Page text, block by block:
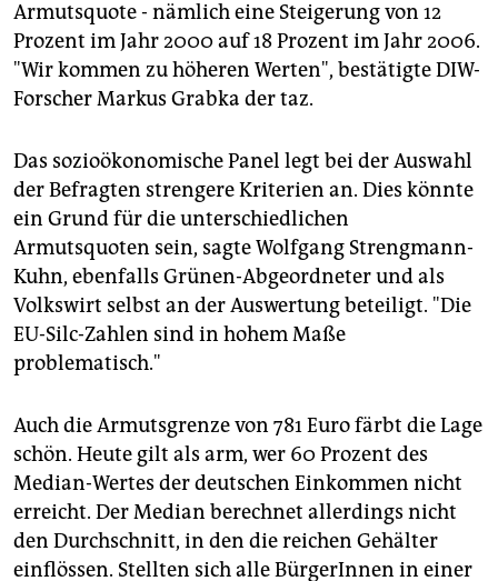
Armutsquote - nämlich eine Steigerung von 12
Prozent im Jahr 2000 auf 18 Prozent im Jahr 2006.
"Wir kommen zu höheren Werten", bestätigte DIW-
Forscher Markus Grabka der taz.
Das sozioökonomische Panel legt bei der Auswahl
der Befragten strengere Kriterien an. Dies könnte
ein Grund für die unterschiedlichen
Armutsquoten sein, sagte Wolfgang Strengmann-
Kuhn, ebenfalls Grünen-Abgeordneter und als
Volkswirt selbst an der Auswertung beteiligt. "Die
EU-Silc-Zahlen sind in hohem Maße
problematisch."
Auch die Armutsgrenze von 781 Euro färbt die Lage
schön. Heute gilt als arm, wer 60 Prozent des
Median-Wertes der deutschen Einkommen nicht
erreicht. Der Median berechnet allerdings nicht
den Durchschnitt, in den die reichen Gehälter
einflössen. Stellten sich alle BürgerInnen in einer